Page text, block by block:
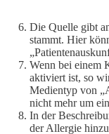
Die Quelle gibt
stammt. Hier
Wenn bei einem
aktiviert ist, so
Medientyp von
nicht mehr um
In der
der Allergie